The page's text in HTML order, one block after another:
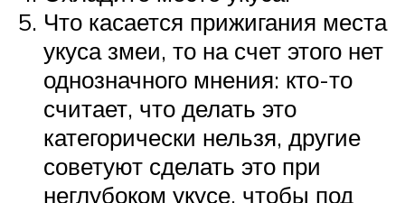
Что касается прижигания места
укуса змеи, то на счет этого нет
однозначного мнения: кто-то
считает, что делать это
категорически нельзя, другие
советуют сделать это при
неглубоком укусе, чтобы под